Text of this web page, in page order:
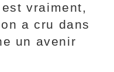
vraiment,
a cru dans
un avenir